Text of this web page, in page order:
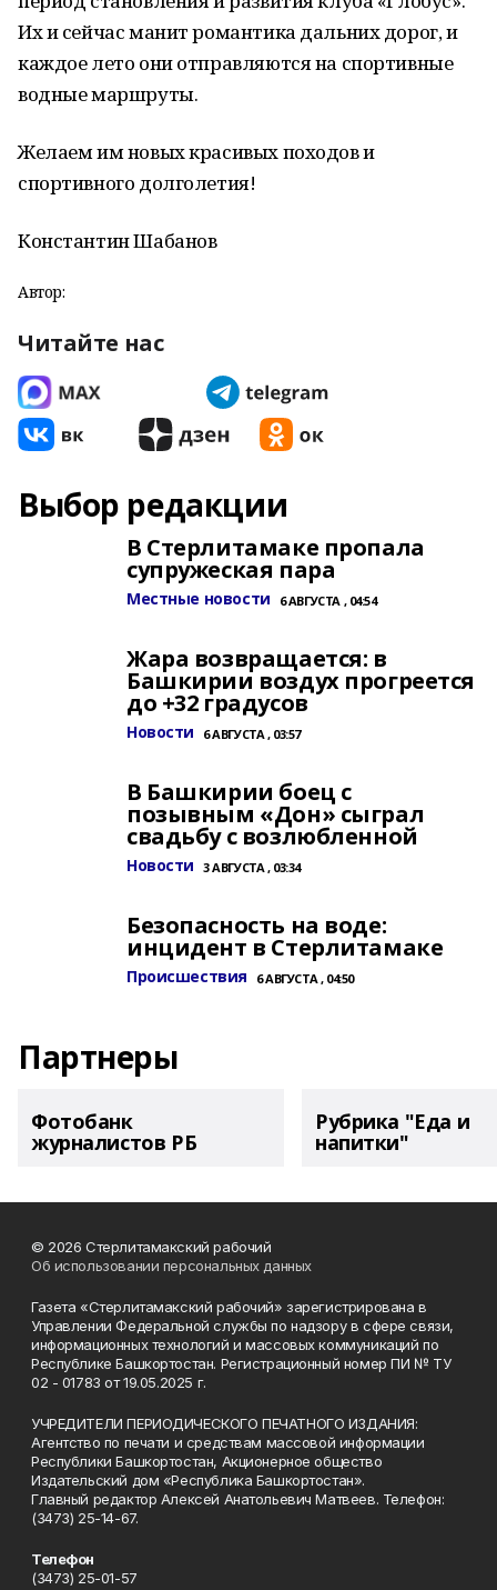
Их и сейчас манит романтика дальних дорог, и
каждое лето они отправляются на спортивные
водные маршруты.
Желаем им новых красивых походов и
спортивного долголетия!
Константин Шабанов
Автор:
Читайте нас
Выбор редакции
В Стерлитамаке пропала
супружеская пара
Местные новости 6 АВГУСТА , 04:54
Жара возвращается: в
Башкирии воздух прогреется
до +32 градусов
Новости 6 АВГУСТА , 03:57
В Башкирии боец с
позывным «Дон» сыграл
свадьбу с возлюбленной
Новости 3 АВГУСТА , 03:34
Безопасность на воде:
инцидент в Стерлитамаке
Происшествия 6 АВГУСТА , 04:50
Партнеры
Фотобанк
журналистов РБ
Рубрика "Еда и
напитки"
© 2026 Стерлитамакский рабочий
Об использовании персональных данных
Газета «Стерлитамакский рабочий» зарегистрирована в
Управлении Федеральной службы по надзору в сфере связи,
информационных технологий и массовых коммуникаций по
Республике Башкортостан. Регистрационный номер ПИ № ТУ
02 - 01783 от 19.05.2025 г.
УЧРЕДИТЕЛИ ПЕРИОДИЧЕСКОГО ПЕЧАТНОГО ИЗДАНИЯ:
Агентство по печати и средствам массовой информации
Республики Башкортостан, Акционерное общество
Издательский дом «Республика Башкортостан».
Главный редактор Алексей Анатольевич Матвеев. Телефон:
(3473) 25-14-67.
Телефон
(3473) 25-01-57